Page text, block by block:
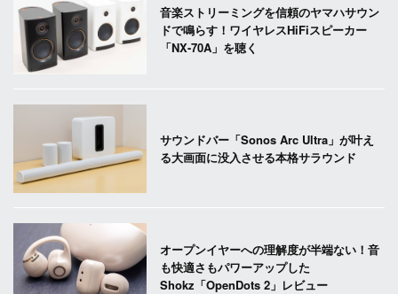
音楽ストリーミングを信頼のヤマハサウン
ドで鳴らす！ワイヤレスHiFiスピーカー
「NX-70A」を聴く
サウンドバー「Sonos Arc Ultra」が叶え
る大画面に没入させる本格サラウンド
オープンイヤーへの理解度が半端ない！音
も快適さもパワーアップした
Shokz「OpenDots 2」レビュー